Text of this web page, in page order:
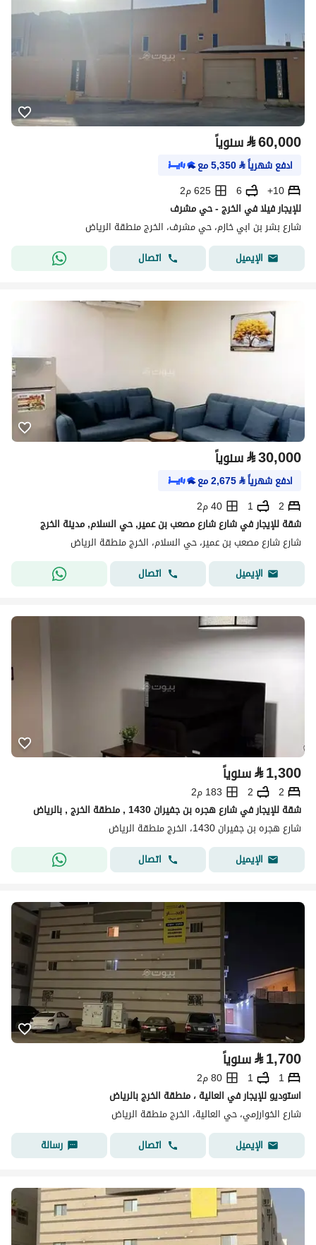
⃁60,000 سنوياً
ادفع شهرياً⃁
5,350مع
10+
6
625 م2
للإيجار فيلا في الخرج - حي مشرف
شارع بشر بن ابي خازم، حي مشرف، الخرج منطقة الرياض
الإيميل
اتصال
⃁30,000 سنوياً
ادفع شهرياً⃁
2,675مع
2
1
40 م2
شقة للإيجار في شارع شارع مصعب بن عمير, حي السلام, مدينة الخرج
شارع شارع مصعب بن عمير، حي السلام، الخرج منطقة الرياض
الإيميل
اتصال
⃁1,300 سنوياً
2
2
183 م2
شقة للإيجار في شارع هجره بن جفيران 1430 , منطقة الخرج , بالرياض
شارع هجره بن جفيران 1430، الخرج منطقة الرياض
الإيميل
اتصال
⃁1,700 سنوياً
1
1
80 م2
استوديو للإيجار في العالية ، منطقة الخرج بالرياض
شارع الخوارزمي، حي العالية، الخرج منطقة الرياض
الإيميل
اتصال رسالة